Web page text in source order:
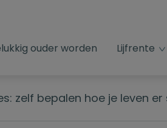
ouder worden Lijfrente
zelf bepalen hoe je leven